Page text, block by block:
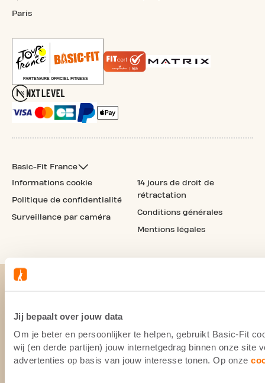
Jij bepaalt over jouw data
Om je beter en persoonlijker te helpen, gebruikt Basic-Fit
wij (en derde partijen) jouw internetgedrag binnen onze site
advertenties op basis van jouw interesse tonen. Op onze
Paris
Basic-Fit France
Informations cookie
Politique de confidentialité
Surveillance par caméra
14 jours de droit de
rétractation
Conditions générales
Mentions légales